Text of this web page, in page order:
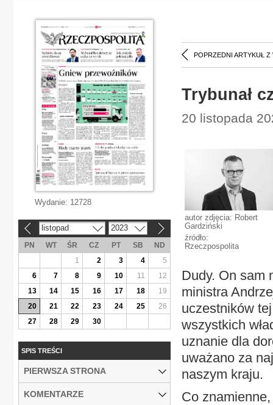
POPRZEDNI ARTYKUŁ Z
Trybunał
20 listopada
autor zdjęcia: Robert
Gardziński
źródło:
Rzeczpospolita
Dudy. On sam
ministra
uczestników
wszystkich
uznanie dla
uważano za
naszym kraju.
Co
Wydanie: 12728
listopad 2023
PN WT ŚR CZ PT SB
ND
1
2 3 4
5
6
7 8 9 10 11
12
13
14 15 16 17 18
19
20
21 22 23 24 25
26
27
28 29 30
SPIS TREŚCI
PIERWSZA STRONA
KOMENTARZE